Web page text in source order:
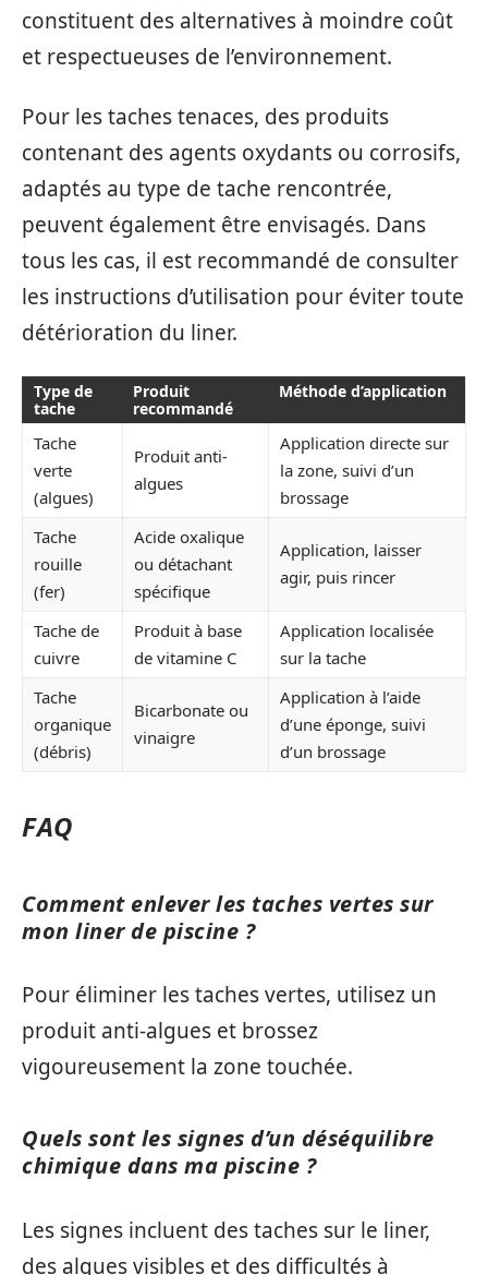
constituent des alternatives à moindre coût
et respectueuses de l’environnement.
Pour les taches tenaces, des produits
contenant des agents oxydants ou corrosifs,
adaptés au type de tache rencontrée,
peuvent également être envisagés. Dans
tous les cas, il est recommandé de consulter
les instructions d’utilisation pour éviter toute
détérioration du liner.
Type de
tache
Produit
recommandé
Méthode d’application
Tache
verte
(algues)
Produit anti-
algues
Application directe sur
la zone, suivi d’un
brossage
Tache
rouille
(fer)
Acide oxalique
ou détachant
spécifique
Application, laisser
agir, puis rincer
Tache de
cuivre
Produit à base
de vitamine C
Application localisée
sur la tache
Tache
organique
(débris)
Bicarbonate ou
vinaigre
Application à l’aide
d’une éponge, suivi
d’un brossage
FAQ
Comment enlever les taches vertes sur
mon liner de piscine ?
Pour éliminer les taches vertes, utilisez un
produit anti-algues et brossez
vigoureusement la zone touchée.
Quels sont les signes d’un déséquilibre
chimique dans ma piscine ?
Les signes incluent des taches sur le liner,
des algues visibles et des difficultés à